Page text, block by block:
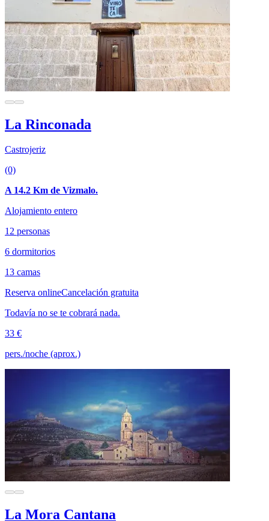
La Rinconada
Castrojeriz
(0)
A 14.2 Km de Vizmalo.
Alojamiento entero
12 personas
6 dormitorios
13 camas
Reserva onlineCancelación gratuita
Todavía no se te cobrará nada.
33 €
pers./noche (aprox.)
La Mora Cantana